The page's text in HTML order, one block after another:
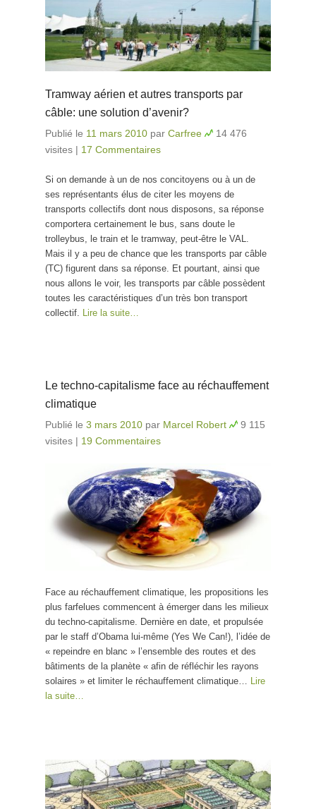
Tramway aérien et autres transports par
câble: une solution d’avenir?
Publié le 11 mars 2010 par Carfree
14 476
visites | 17 Commentaires
Si on demande à un de nos concitoyens ou à un de
ses représentants élus de citer les moyens de
transports collectifs dont nous disposons, sa réponse
comportera certainement le bus, sans doute le
trolleybus, le train et le tramway, peut-être le VAL.
Mais il y a peu de chance que les transports par câble
(TC) figurent dans sa réponse. Et pourtant, ainsi que
nous allons le voir, les transports par câble possèdent
toutes les caractéristiques d’un très bon transport
collectif. Lire la suite…
Le techno-capitalisme face au réchauffement
climatique
Publié le 3 mars 2010 par Marcel Robert
9 115
visites | 19 Commentaires
Face au réchauffement climatique, les propositions les
plus farfelues commencent à émerger dans les milieux
du techno-capitalisme. Dernière en date, et propulsée
par le staff d’Obama lui-même (Yes We Can!), l’idée de
« repeindre en blanc » l’ensemble des routes et des
bâtiments de la planète « afin de réfléchir les rayons
solaires » et limiter le réchauffement climatique… Lire
la suite…